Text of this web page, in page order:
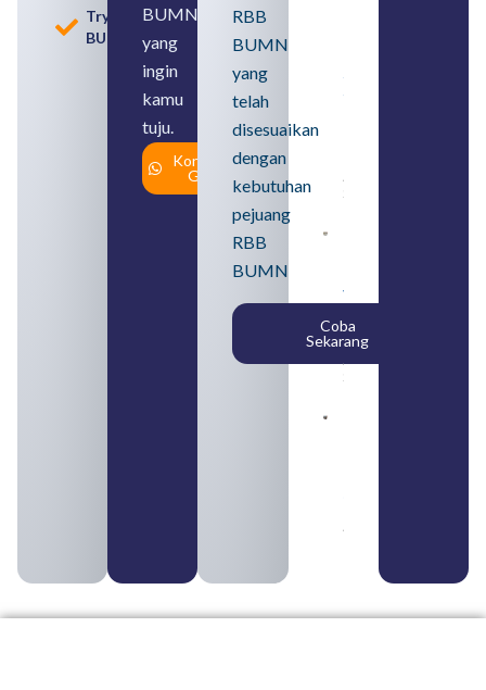
Tryout
BUMN
BUMN
yang
ingin
kamu
tuju.
Konsultasi
Gratis
RBB
BUMN
yang
telah
disesuaikan
dengan
kebutuhan
pejuang
RBB
BUMN
Coba
Sekarang
SMA
Syarat,
August 5,
2026
yang
Tergabung
dalam
Himbara
August 4,
2026
August 3, 2026